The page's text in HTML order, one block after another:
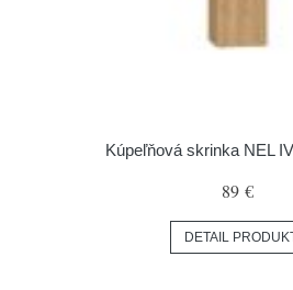
Kúpeľňová skrinka NEL
89 €
DETAIL